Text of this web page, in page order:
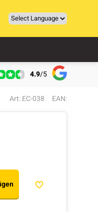
4.9/5
Art: EC-038 EAN: